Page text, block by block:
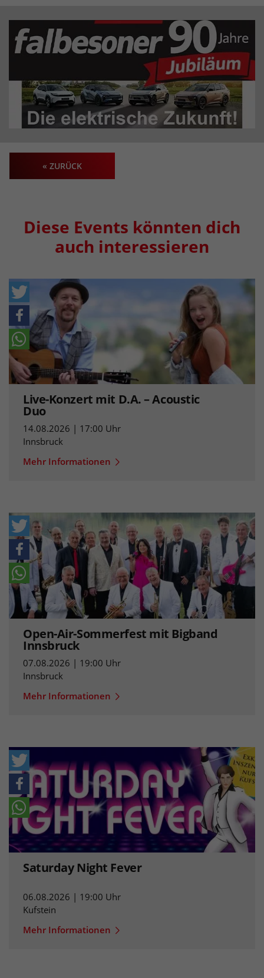
« ZURÜCK
Diese Events könnten dich
auch interessieren
Live-Konzert mit D.A. – Acoustic
Duo
14.08.2026 | 17:00 Uhr
Innsbruck
Mehr Informationen
Open-Air-Sommerfest mit Bigband
Innsbruck
07.08.2026 | 19:00 Uhr
Innsbruck
Mehr Informationen
Saturday Night Fever
06.08.2026 | 19:00 Uhr
Kufstein
Mehr Informationen